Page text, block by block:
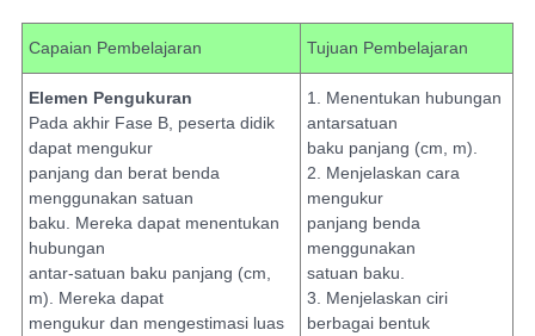
Capaian Pembelajaran Tujuan Pembelajaran
Elemen Pengukuran
Pada akhir Fase B, peserta didik
dapat mengukur
panjang dan berat benda
menggunakan satuan
baku. Mereka dapat menentukan
hubungan
antar-satuan baku panjang (cm,
m). Mereka dapat
mengukur dan mengestimasi luas
1. Menentukan hubungan
antarsatuan
baku panjang (cm, m).
2. Menjelaskan cara
mengukur
panjang benda
menggunakan
satuan baku.
3. Menjelaskan ciri
berbagai bentuk